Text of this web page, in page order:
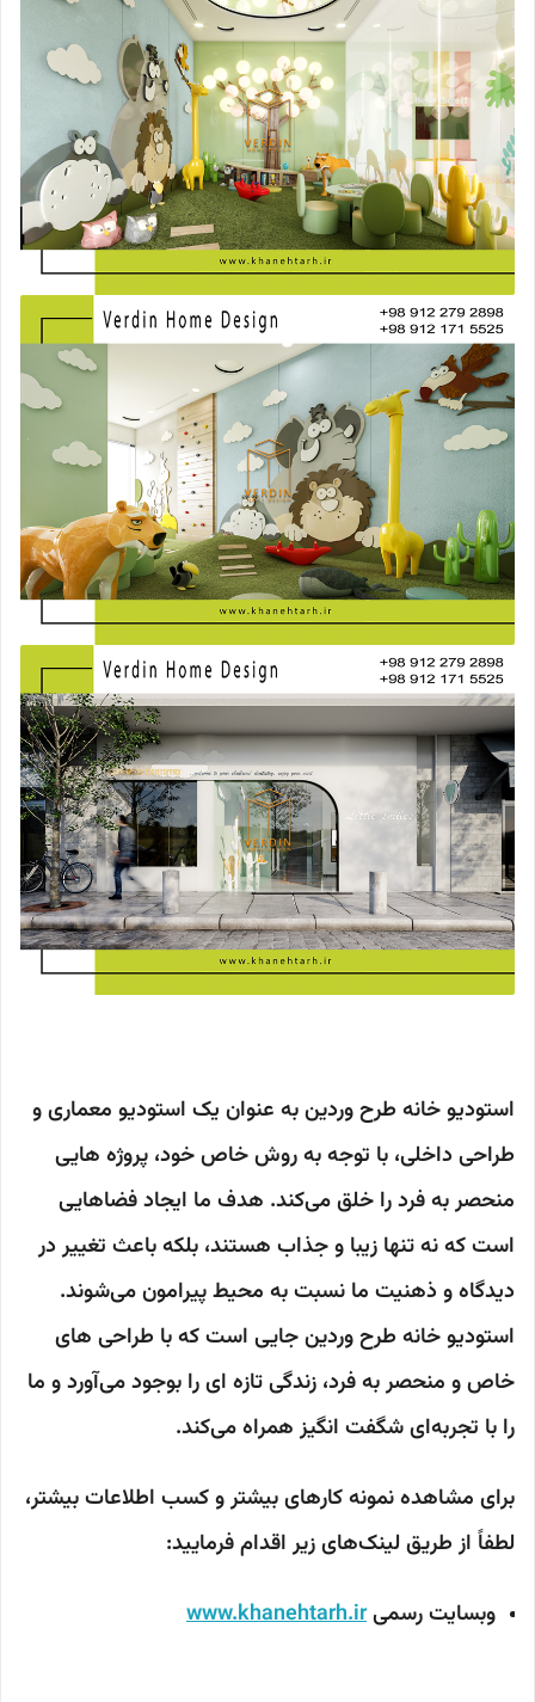
استودیو خانه طرح وردین به عنوان یک استودیو معماری و
طراحی داخلی، با توجه به روش خاص خود، پروژه هایی
منحصر به فرد را خلق می‌کند. هدف ما ایجاد فضاهایی
است که نه تنها زیبا و جذاب هستند، بلکه باعث تغییر در
دیدگاه و ذهنیت ما نسبت به محیط پیرامون می‌شوند.
استودیو خانه طرح وردین جایی است که با طراحی های
خاص و منحصر به فرد، زندگی تازه ای را بوجود می‌آورد و ما
را با تجربه‌ای شگفت انگیز همراه می‌کند.
برای مشاهده نمونه کارهای بیشتر و کسب اطلاعات بیشتر،
لطفاً از طریق لینک‌های زیر اقدام فرمایید:
وبسایت رسمیwww.khanehtarh.ir